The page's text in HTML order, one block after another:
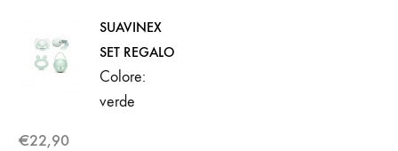
SUAVINEX
SET REGALO
Colore:
verde
€22,90